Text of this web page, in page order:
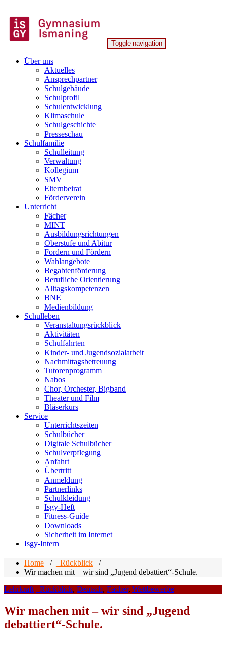
to
content
Gymnasium Ismaning
Toggle navigation
Über uns
Aktuelles
Ansprechpartner
Schulgebäude
Schulprofil
Schulentwicklung
Klimaschule
Schulgeschichte
Presseschau
Schulfamilie
Schulleitung
Verwaltung
Kollegium
SMV
Elternbeirat
Förderverein
Unterricht
Fächer
MINT
Ausbildungsrichtungen
Oberstufe und Abitur
Fordern und Fördern
Wahlangebote
Begabtenförderung
Berufliche Orientierung
Alltagskompetenzen
BNE
Medienbildung
Schulleben
Veranstaltungsrückblick
Aktivitäten
Schulfahrten
Kinder- und Jugendsozialarbeit
Nachmittagsbetreuung
Tutorenprogramm
Nabos
Chor, Orchester, Bigband
Theater und Film
Bläserkurs
Service
Unterrichtszeiten
Schulbücher
Digitale Schulbücher
Schulverpflegung
Anfahrt
Übertritt
Anmeldung
Partnerlinks
Schulkleidung
Isgy-Heft
Fitness-Guide
Downloads
Sicherheit im Internet
Isgy-Intern
Home / _Rückblick /
Wir machen mit – wir sind „Jugend debattiert“-Schule.
Lehrkraft
_Rückblick, Deutsch, Fächer, Wettbewerbe
Wir machen mit – wir sind „Jugend
debattiert“-Schule.